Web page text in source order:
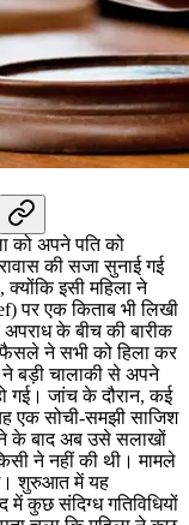
को अपने पति को
की सजा सुनाई गई
इसी महिला ने
पर एक किताब भी लिखी
के बीच की बारीक
ने सभी को हिला कर
ने बड़ी चालाकी से अपने
गई। जांच के दौरान, कई
एक सोची-समझी साजिश
के बाद अब उसे सलाखों
ने नहीं की थी। मामले
शुरुआत में यह
में कुछ संदिग्ध गतिविधियों